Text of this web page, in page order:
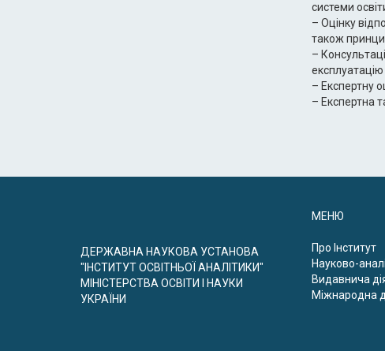
системи
– Оцінку
також
–
– Експертну
– Експертна
ДЕРЖАВНА НАУКОВА УСТАНОВА
"ІНСТИТУТ ОСВІТНЬОЇ АНАЛІТИКИ"
МІНІСТЕРСТВА ОСВІТИ І НАУКИ
УКРАЇНИ
МЕНЮ
Про Інститут
Науково-
Видавнича
Міжнародна